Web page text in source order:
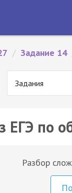
/ Задание 14
Задания
ЕГЭ по
Разбор